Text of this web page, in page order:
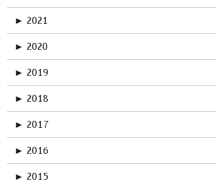
► 2021
► 2020
► 2019
► 2018
► 2017
► 2016
► 2015